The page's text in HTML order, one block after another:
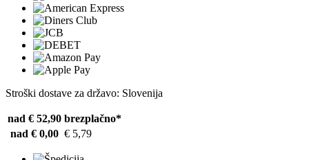
Stroški dostave za državo: Slovenija
nad € 52,90 brezplačno*
nad € 0,00 € 5,79